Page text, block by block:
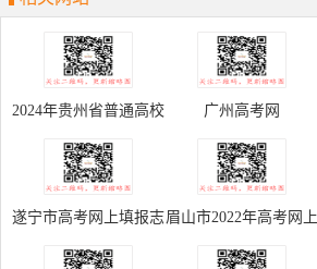
2024年贵州省普通高校
招生考试考生综合信息
广州高考网
遂宁市高考网上填报志
愿系统
眉山市2022年高考网上
报名系统